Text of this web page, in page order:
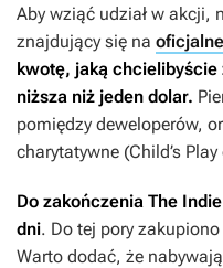
Aby wziąć udział w akcji,
znajdujący się na
kwotę, jaką chcielibyście
niższa niż jeden dolar.
pomiędzy deweloperów,
charytatywne (Child’s
Do zakończenia The
dni. Do tej pory
Warto dodać, że